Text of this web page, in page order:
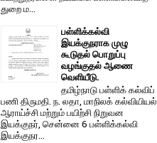
துறை ம...
பள்ளிக்கல்வி
இயக்குநராக முழு
கூடுதல் பொறுப்பு
வழங்குதல் ஆணை
வெளியீடு.
தமிழ்நாடு பள்ளிக் கல்விப்
பணி திருமதி. ந. லதா, மாநிலக் கல்வியியல்
ஆராய்ச்சி மற்றும் பயிற்சி நிறுவன
இயக்குநர், சென்னை 6 பள்ளிக்கல்வி
இயக்குநர...